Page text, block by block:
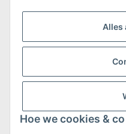
Alles
Hoe we cookies &
Meer informatie over